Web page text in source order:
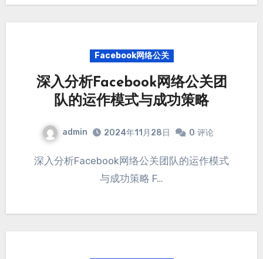
Facebook网络公关
深入分析Facebook网络公关团
队的运作模式与成功策略
admin 2024年11月28日 0 评论
深入分析Facebook网络公关团队的运作模式
与成功策略 F…